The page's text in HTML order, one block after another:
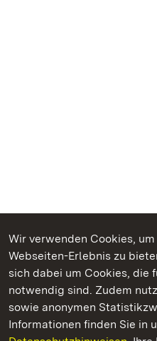
Wir verwenden Cookies,
Webseiten-Erlebnis zu
sich dabei um Cookies, die
notwendig sind. Zudem
sowie anonymen
Informationen finden Sie in
Kommen. Staunen.